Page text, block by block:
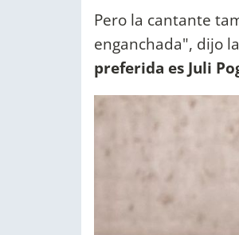
Pero la cantante
enganchada", dijo
preferida es Juli